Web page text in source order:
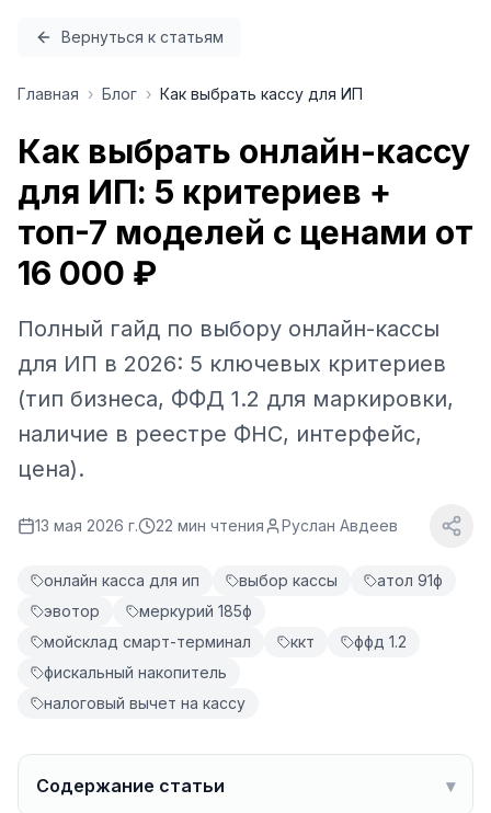
Вернуться к статьям
Главная › Блог › Как выбрать кассу для ИП
Как выбрать онлайн-кассу
для ИП: 5 критериев +
топ-7 моделей с ценами от
16 000 ₽
Полный гайд по выбору онлайн-кассы
для ИП в 2026: 5 ключевых критериев
(тип бизнеса, ФФД 1.2 для маркировки,
наличие в реестре ФНС, интерфейс,
цена).
13 мая 2026 г. 22 мин чтения Руслан Авдеев
онлайн касса для ип выбор кассы
атол 91ф
эвотор
меркурий 185ф
мойсклад смарт-терминал
ккт
ффд 1.2
фискальный накопитель
налоговый вычет на кассу
Содержание статьи ▾